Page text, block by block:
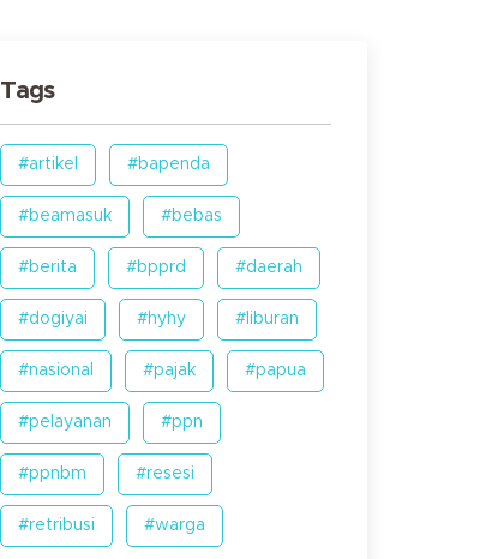
Tags
#artikel #bapenda
#beamasuk #bebas
#berita #bpprd #daerah
#dogiyai #hyhy #liburan
#nasional #pajak #papua
#pelayanan #ppn
#ppnbm #resesi
#retribusi #warga